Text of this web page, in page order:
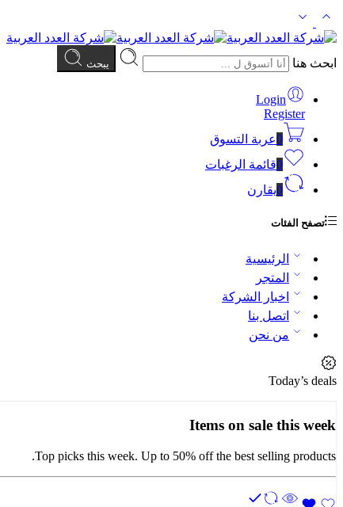
ابحث هنا يبحث
Login
Register
0عربة التسوق
0قائمة الرغبات
0يقارن
تصفح الفئات
الرئيسية
المتجر
اخبار الشركة
اتصل بنا
من نحن
Today’s deals
Items on sale this week
Top picks this week. Up to 50% off the best selling products.